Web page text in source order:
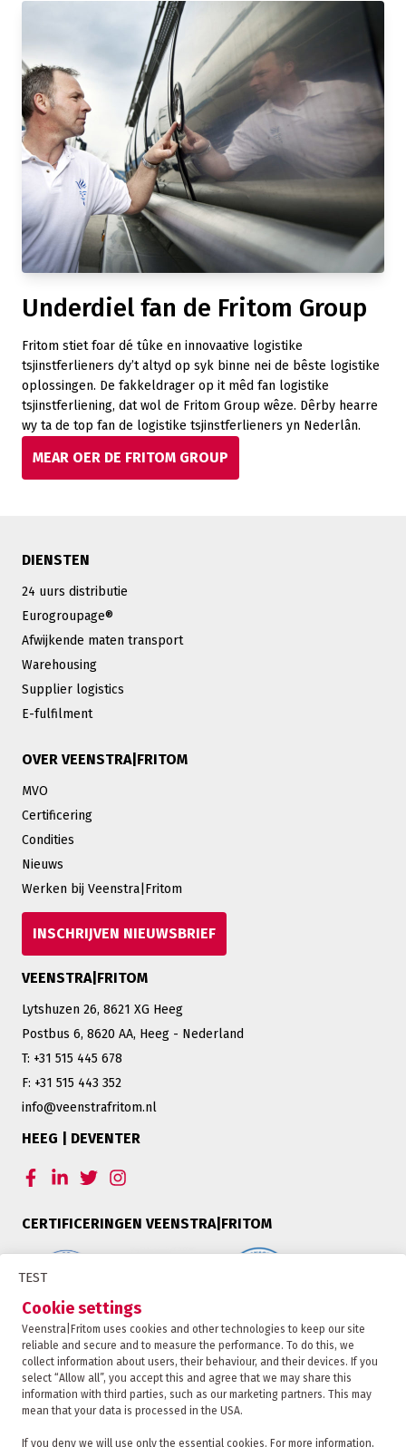
TEST
Cookie settings
Veenstra|Fritom uses cookies and other technologies to keep our site
reliable and secure and to measure the performance. To do this, we
collect information about users, their behaviour, and their devices. If you
select “Allow all”, you accept this and agree that we may share this
information with third parties, such as our marketing partners. This may
mean that your data is processed in the USA.
If you deny we will use only the essential cookies. For more information,
Underdiel fan de Fritom Group
Fritom stiet foar dé tûke en innovaative logistike
tsjinstferlieners dy’t altyd op syk binne nei de bêste logistike
oplossingen. De fakkeldrager op it mêd fan logistike
tsjinstferliening, dat wol de Fritom Group wêze. Dêrby hearre
wy ta de top fan de logistike tsjinstferlieners yn Nederlân.
MEAR OER DE FRITOM GROUP
DIENSTEN
24 uurs distributie
Eurogroupage®
Afwijkende maten transport
Warehousing
Supplier logistics
E-fulfilment
OVER VEENSTRA|FRITOM
MVO
Certificering
Condities
Nieuws
Werken bij Veenstra|Fritom
INSCHRIJVEN NIEUWSBRIEF
VEENSTRA|FRITOM
Lytshuzen 26, 8621 XG Heeg
Postbus 6, 8620 AA, Heeg - Nederland
T: +31 515 445 678
F: +31 515 443 352
info@veenstrafritom.nl
HEEG | DEVENTER
CERTIFICERINGEN VEENSTRA|FRITOM
Veenstra|Fritom is ûnderdiel fan de Fritom Group